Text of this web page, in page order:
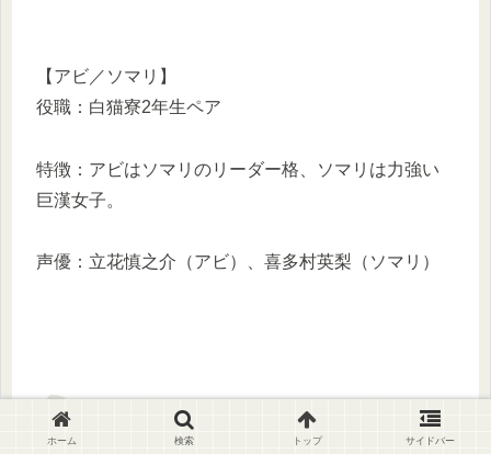
【アビ／ソマリ】
役職：白猫寮2年生ペア
特徴：アビはソマリのリーダー格、ソマリは力強い
巨漢女子。
声優：立花慎之介（アビ）、喜多村英梨（ソマリ）
その他印象的な脇役キャラ
ホーム 検索 トップ サイドバー